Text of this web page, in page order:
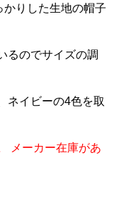
りした生地の帽子
るのでサイズの調
ネイビーの4色を取
メーカー在庫があ